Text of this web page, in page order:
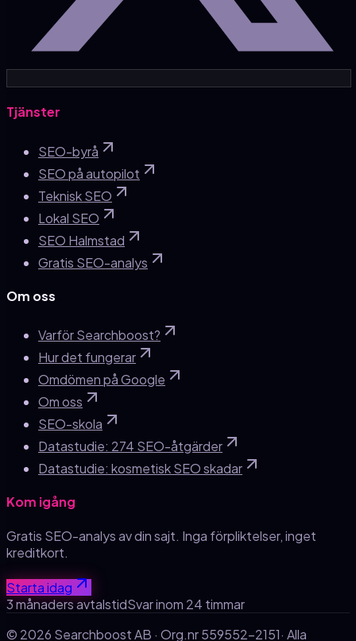
Tjänster
SEO-byrå
SEO på autopilot
Teknisk SEO
Lokal SEO
SEO Halmstad
Gratis SEO-analys
Om oss
Varför Searchboost?
Hur det fungerar
Omdömen på Google
Om oss
SEO-skola
Datastudie: 274 SEO-åtgärder
Datastudie: kosmetisk SEO skadar
Kom igång
Gratis SEO-analys av din sajt. Inga förpliktelser, inget
kreditkort.
Starta idag
3 månaders avtalstidSvar inom 24 timmar
© 2026 Searchboost AB · Org.nr559552-2151· Alla